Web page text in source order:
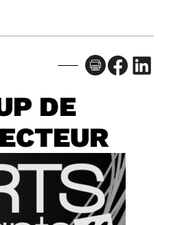
Facebook LinkedIn
DE